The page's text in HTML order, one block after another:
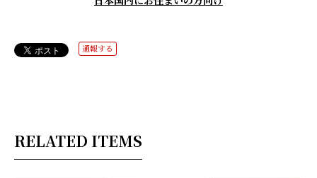
通報する
RELATED ITEMS